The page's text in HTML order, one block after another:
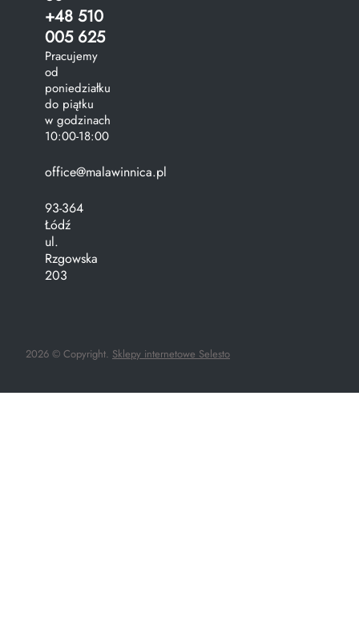
+48 510
005 625
Pracujemy
od
poniedziałku
do piątku
w godzinach
10:00-18:00
office@malawinnica.pl
93-364
Łódź
ul.
Rzgowska
203
2026 © Copyright. Sklepy internetowe Selesto